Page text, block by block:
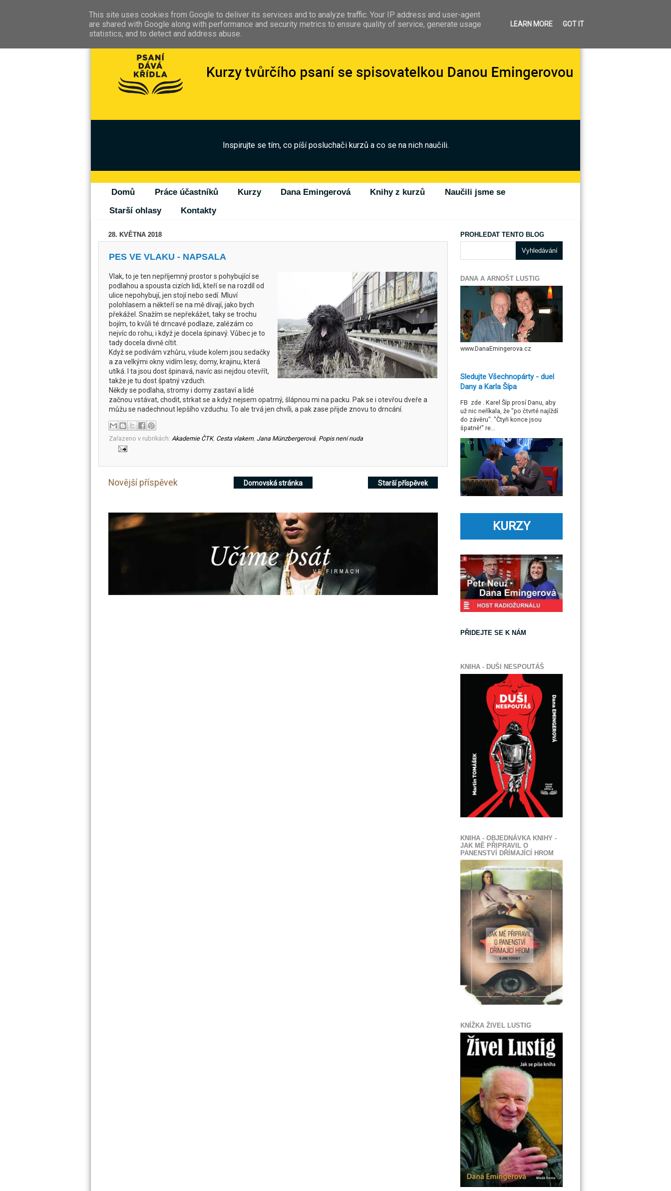
Inspirujte se tím, co píší posluchači kurzů a co se na nich naučili.
Domů Práce účastníků Kurzy Dana Emingerová Knihy z kurzů
Naučili jsme se
Starší ohlasy
Kontakty
28. KVĚTNA 2018
PES VE VLAKU - NAPSALA
Vlak, to je ten nepříjemný prostor s pohybující se
podlahou a spousta cizích lidí, kteří se na rozdíl od
ulice nepohybují, jen stojí nebo sedí. Mluví
polohlasem a někteří se na mě dívají, jako bych
překážel. Snažím se nepřekážet, taky se trochu
bojím, to kvůli té drncavé podlaze, zalézám co
nejvíc do rohu, i když je docela špinavý. Vůbec je to
tady docela divně cítit.
Když se podívám vzhůru, všude kolem jsou sedačky
a za velkými okny vidím lesy, domy, krajinu, která
utíká. I ta jsou dost špinavá, navíc asi nejdou otevřít,
takže je tu dost špatný vzduch.
Někdy se podlaha, stromy i domy zastaví a lidé
začnou vstávat, chodit, strkat se a když nejsem opatrný, šlápnou mi na packu. Pak se i otevřou dveře a
můžu se nadechnout lepšího vzduchu. To ale trvá jen chvíli, a pak zase přijde znovu to drncání.
Zařazeno v rubrikách: Akademie ČTK, Cesta vlakem, Jana Münzbergerová, Popis není nuda
Novější příspěvek Starší příspěvek
Domovská stránka
PROHLEDAT TENTO BLOG
DANA A ARNOŠT LUSTIG
www.DanaEmingerova.cz
Sledujte Všechnopárty - duel
Dany a Karla Šípa
FB zde . Karel Šíp prosí Danu, aby
už nic neříkala, že "po čtvrté najíždí
do závěru". "Čtyři konce jsou
špatně!" re...
KURZY
PŘIDEJTE SE K NÁM
KNIHA - DUŠI NESPOUTÁŠ
KNIHA - OBJEDNÁVKA KNIHY -
JAK MĚ PŘIPRAVIL O
PANENSTVÍ DŘÍMAJÍCÍ HROM
KNÍŽKA ŽIVEL LUSTIG
This site uses cookies from Google to deliver its services and to analyze traffic. Your IP address and user-agent
are shared with Google along with performance and security metrics to ensure quality of service, generate usage
statistics, and to detect and address abuse.
LEARN MORE GOT IT